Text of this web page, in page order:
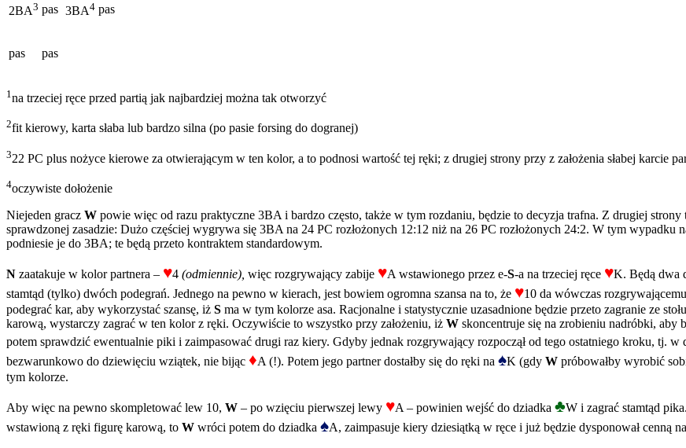
2BA3 pas 3BA4 pas
pas pas
1na trzeciej ręce przed partią jak najbardziej można tak otworzyć
2fit kierowy, karta słaba lub bardzo silna (po pasie forsing do dogranej)
322 PC plus nożyce kierowe za otwierającym w ten kolor, a to podnosi wartość tej ręki; z drugiej strony przy z założenia słabej karcie
4oczywiste dołożenie
Niejeden gracz W powie więc od razu praktyczne 3BA i bardzo często, także w tym rozdaniu, będzie to decyzja trafna. Z drugiej
sprawdzonej zasadzie: Dużo częściej wygrywa się 3BA na 24 PC rozłożonych 12:12 niż na 26 PC rozłożonych 24:2. W tym wypadku
podniesie je do 3BA; te będą przeto kontraktem standardowym.
N zaatakuje w kolor partnera – ♥4 (odmiennie), więc rozgrywający zabije ♥A wstawionego przez e-S-a na trzeciej ręce ♥K. Będą dwa
stamtąd (tylko) dwóch podegrań. Jednego na pewno w kierach, jest bowiem ogromna szansa na to, że ♥10 da wówczas
podegrać kar, aby wykorzystać szansę, iż S ma w tym kolorze asa. Racjonalne i statystycznie uzasadnione będzie przeto zagranie ze
karową, wystarczy zagrać w ten kolor z ręki. Oczywiście to wszystko przy założeniu, iż W skoncentruje się na zrobieniu nadróbki,
potem sprawdzić ewentualnie piki i zaimpasować drugi raz kiery. Gdyby jednak rozgrywający rozpoczął od tego ostatniego kroku, tj. w
bezwarunkowo do dziewięciu wziątek, nie bijąc ♦A (!). Potem jego partner dostałby się do ręki na ♠K (gdy W próbowałby wyrobić
tym kolorze.
Aby więc na pewno skompletować lew 10, W – po wzięciu pierwszej lewy ♥A – powinien wejść do dziadka ♣W i zagrać stamtąd pika.
wstawioną z ręki figurę karową, to W wróci potem do dziadka ♠A, zaimpasuje kiery dziesiątką w ręce i już będzie dysponował cenną